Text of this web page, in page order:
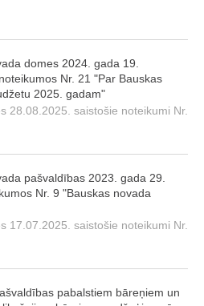
domes 2024. gada 19.
Nr. 21 "Par Bauskas
2025. gadam"
28.08.2025. saistošie noteikumi Nr.
pašvaldības 2023. gada 29.
Nr. 9 "Bauskas novada
17.07.2025. saistošie noteikumi Nr.
pabalstiem bāreņiem un